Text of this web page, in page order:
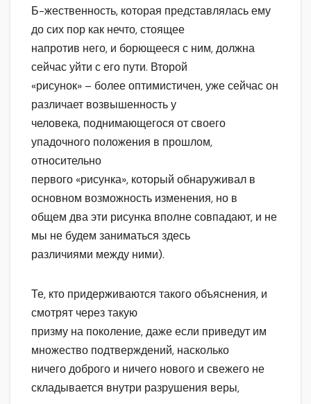
Б-жественность, которая представлялась ему
до сих пор как нечто, стоящее
напротив него, и борющееся с ним, должна
сейчас уйти с его пути. Второй
«рисунок» – более оптимистичен, уже сейчас он
различает возвышенность у
человека, поднимающегося от своего
упадочного положения в прошлом,
относительно
первого «рисунка», который обнаруживал в
основном возможность изменения, но в
общем два эти рисунка вполне совпадают, и не
мы не будем заниматься здесь
различиями между ними).
Те, кто придерживаются такого объяснения, и
смотрят через такую
призму на поколение, даже если приведут им
множество подтверждений, насколько
ничего доброго и ничего нового и свежего не
складывается внутри разрушения веры,